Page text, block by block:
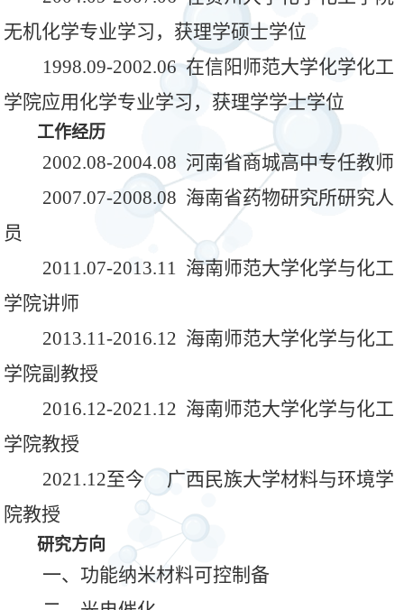
无机化学专业学习，获理学硕士学位
1998.09-2002.06 在信阳师范大学化学化工
学院应用化学专业学习，获理学学士学位
工作经历
2002.08-2004.08 河南省商城高中专任教师
2007.07-2008.08 海南省药物研究所研究人
员
2011.07-2013.11 海南师范大学化学与化工
学院讲师
2013.11-2016.12 海南师范大学化学与化工
学院副教授
2016.12-2021.12 海南师范大学化学与化工
学院教授
2021.12至今 广西民族大学材料与环境学
院教授
研究方向
一、功能纳米材料可控制备